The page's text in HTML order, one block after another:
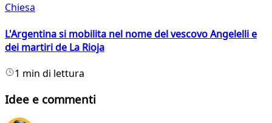
Chiesa
L'Argentina si mobilita nel nome del vescovo Angelelli e
dei martiri de La Rioja
1 min di lettura
Idee e commenti